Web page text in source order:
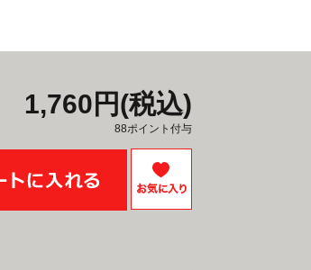
1,760円(税込)
88ポイント付与